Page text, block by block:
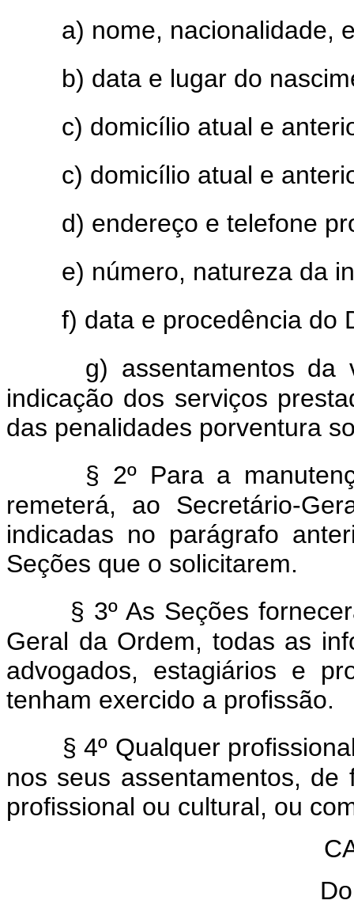
a) nome, nacionalidade,
b) data e lugar do
c) domicílio atual e
c) domicílio atual e
d) endereço e telefone
e) número, natureza da
f) data e procedência do
g) assentamentos da
indicação dos serviços
das penalidades porventura
§ 2º Para a
remeterá, ao Secretário-
indicadas no parágrafo
Seções que o solicitarem.
§ 3º As Seções
Geral da Ordem, todas as
advogados, estagiários e
tenham exercido a profissão.
§ 4º Qualquer
nos seus assentamentos,
profissional ou cultural, ou